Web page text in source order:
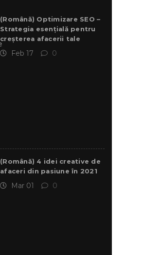
(Română) Optimizare SEO –
Strategia esențială pentru
creșterea afacerii tale
Feb 17 0
(Română) 4 idei creative de
afaceri din pasiune în 2021
Mar 01 0